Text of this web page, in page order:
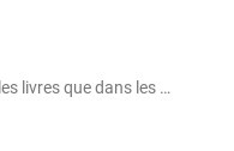
livres que dans les …